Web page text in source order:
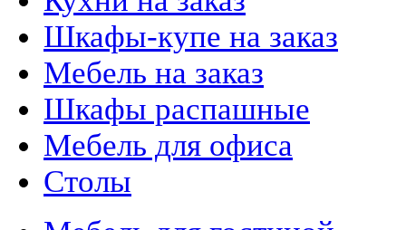
Шкафы-купе на заказ
Мебель на заказ
Шкафы распашные
Мебель для офиса
Столы